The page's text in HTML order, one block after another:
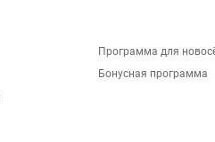
Программа для
Бонусная программа